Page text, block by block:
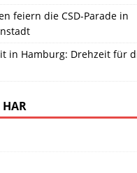
feiern die CSD-Parade in
in Hamburg: Drehzeit für
HAR